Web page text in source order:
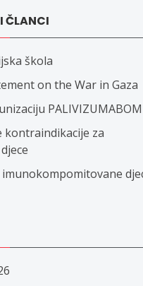
ČLANCI
škola
on the War in Gaza
PALIVIZUMABOM
kontraindikacije za